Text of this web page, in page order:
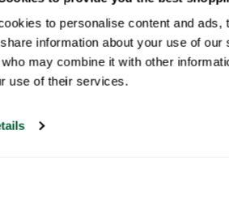
to personalise content and
information about your use of
may combine it with other
use of their services.